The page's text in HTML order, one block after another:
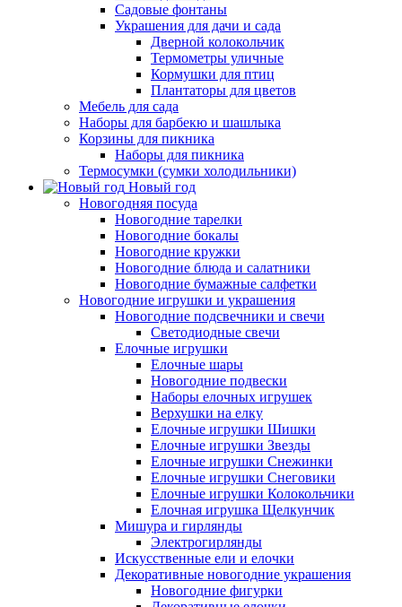
Садовые фонтаны
Украшения для дачи и сада
Дверной колокольчик
Термометры уличные
Кормушки для птиц
Плантаторы для цветов
Мебель для сада
Наборы для барбекю и шашлыка
Корзины для пикника
Наборы для пикника
Термосумки (сумки холодильники)
Новый год
Новогодняя посуда
Новогодние тарелки
Новогодние бокалы
Новогодние кружки
Новогодние блюда и салатники
Новогодние бумажные салфетки
Новогодние игрушки и украшения
Новогодние подсвечники и свечи
Светодиодные свечи
Елочные игрушки
Елочные шары
Новогодние подвески
Наборы елочных игрушек
Верхушки на елку
Елочные игрушки Шишки
Елочные игрушки Звезды
Елочные игрушки Снежинки
Елочные игрушки Снеговики
Елочные игрушки Колокольчики
Елочная игрушка Щелкунчик
Мишура и гирлянды
Электрогирлянды
Искусственные ели и елочки
Декоративные новогодние украшения
Новогодние фигурки